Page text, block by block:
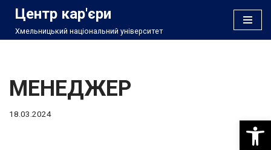
Перейти
Центр кар'єри
Хмельницький національний університет
МЕНЕДЖЕР
18.03.2024